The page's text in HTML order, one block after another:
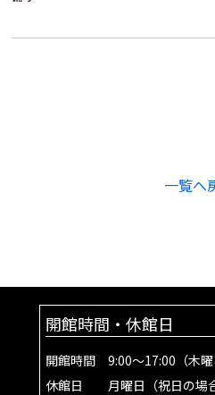
一覧へ
開館時間・休館日
開館時間 9:00～17:00（木曜
休館日 月曜日（祝日の場合